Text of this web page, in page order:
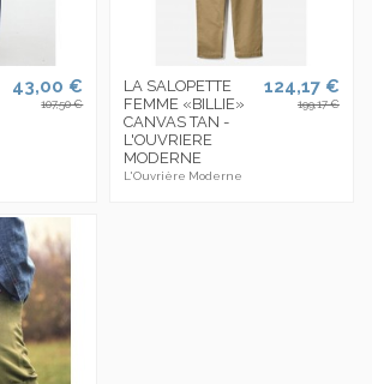
43,00 €
107,50 €
LA SALOPETTE
FEMME «BILLIE»
CANVAS TAN -
L'OUVRIERE
MODERNE
L'Ouvrière Moderne
124,17 €
199,17 €